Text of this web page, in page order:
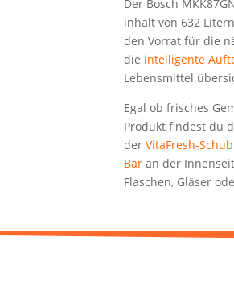
Der Bosch
in­halt von 632
den Vor­rat für die
die intel­li­gen­te
Lebens­mit­tel
Egal ob fri­sches
Pro­dukt fin­dest du
derVitaF­resh-
Bar an der
Fla­schen, Glä­ser